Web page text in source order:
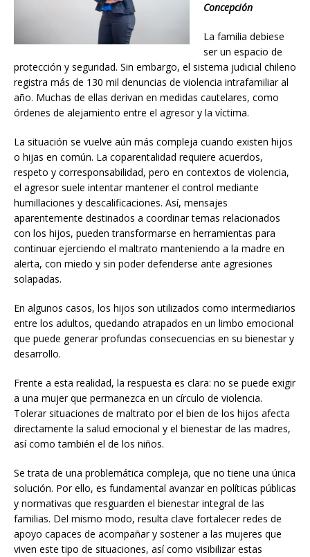
Concepción
La familia debiese
ser un espacio de
protección y seguridad. Sin embargo, el sistema judicial chileno
registra más de 130 mil denuncias de violencia intrafamiliar al
año. Muchas de ellas derivan en medidas cautelares, como
órdenes de alejamiento entre el agresor y la víctima.
La situación se vuelve aún más compleja cuando existen hijos
o hijas en común. La coparentalidad requiere acuerdos,
respeto y corresponsabilidad, pero en contextos de violencia,
el agresor suele intentar mantener el control mediante
humillaciones y descalificaciones. Así, mensajes
aparentemente destinados a coordinar temas relacionados
con los hijos, pueden transformarse en herramientas para
continuar ejerciendo el maltrato manteniendo a la madre en
alerta, con miedo y sin poder defenderse ante agresiones
solapadas.
En algunos casos, los hijos son utilizados como intermediarios
entre los adultos, quedando atrapados en un limbo emocional
que puede generar profundas consecuencias en su bienestar y
desarrollo.
Frente a esta realidad, la respuesta es clara: no se puede exigir
a una mujer que permanezca en un círculo de violencia.
Tolerar situaciones de maltrato por el bien de los hijos afecta
directamente la salud emocional y el bienestar de las madres,
así como también el de los niños.
Se trata de una problemática compleja, que no tiene una única
solución. Por ello, es fundamental avanzar en políticas públicas
y normativas que resguarden el bienestar integral de las
familias. Del mismo modo, resulta clave fortalecer redes de
apoyo capaces de acompañar y sostener a las mujeres que
viven este tipo de situaciones, así como visibilizar estas